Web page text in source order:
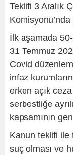
Teklifi 3 Aralık
İlk aşamada
31 Temmuz
Covid
infaz
erken açık
serbestliğe
kapsamının
Kanun teklifi ile
suç olması ve